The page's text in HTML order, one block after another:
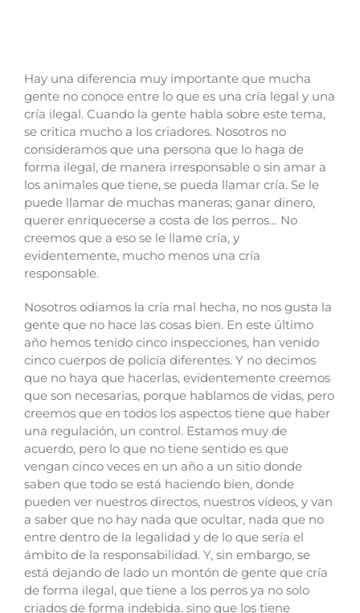
Hay una diferencia muy importante que mucha
gente no conoce entre lo que es una cría legal y una
cría ilegal. Cuando la gente habla sobre este tema,
se critica mucho a los criadores. Nosotros no
consideramos que una persona que lo haga de
forma ilegal, de manera irresponsable o sin amar a
los animales que tiene, se pueda llamar cría. Se le
puede llamar de muchas maneras; ganar dinero,
querer enriquecerse a costa de los perros… No
creemos que a eso se le llame cría, y
evidentemente, mucho menos una cría
responsable.
Nosotros odiamos la cría mal hecha, no nos gusta la
gente que no hace las cosas bien. En este último
año hemos tenido cinco inspecciones, han venido
cinco cuerpos de policía diferentes. Y no decimos
que no haya que hacerlas, evidentemente creemos
que son necesarias, porque hablamos de vidas, pero
creemos que en todos los aspectos tiene que haber
una regulación, un control. Estamos muy de
acuerdo, pero lo que no tiene sentido es que
vengan cinco veces en un año a un sitio donde
saben que todo se está haciendo bien, donde
pueden ver nuestros directos, nuestros vídeos, y van
a saber que no hay nada que ocultar, nada que no
entre dentro de la legalidad y de lo que sería el
ámbito de la responsabilidad. Y, sin embargo, se
está dejando de lado un montón de gente que cría
de forma ilegal, que tiene a los perros ya no solo
criados de forma indebida, sino que los tiene